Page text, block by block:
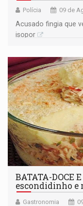
Polícia 09 de
Acusado fingia que
isopor
BATATA-DOCE
escondidinho e
Gastronomia